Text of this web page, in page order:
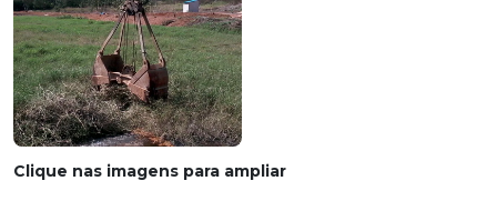
Clique nas imagens para ampliar